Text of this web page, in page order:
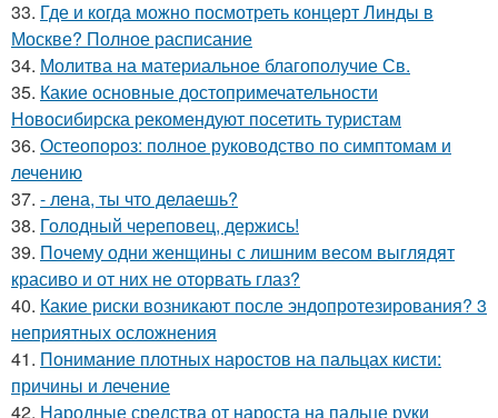
33. Где и когда можно посмотреть концерт Линды в
Москве? Полное расписание
34. Молитва на материальное благополучие Св.
35. Какие основные достопримечательности
Новосибирска рекомендуют посетить туристам
36. Остеопороз: полное руководство по симптомам и
лечению
37. - лена, ты что делаешь?
38. Голодный череповец, держись!
39. Почему одни женщины с лишним весом выглядят
красиво и от них не оторвать глаз?
40. Какие риски возникают после эндопротезирования? 3
неприятных осложнения
41. Понимание плотных наростов на пальцах кисти:
причины и лечение
42. Народные средства от нароста на пальце руки